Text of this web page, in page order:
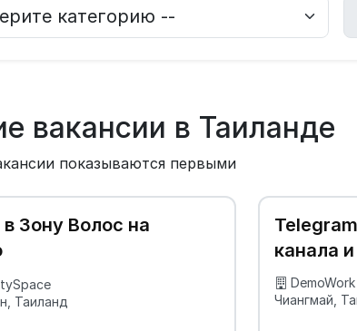
вакансии в Таиланде
показываются первыми
Зону Волос на
Таиланд
канала
🌿
Чиангмай,